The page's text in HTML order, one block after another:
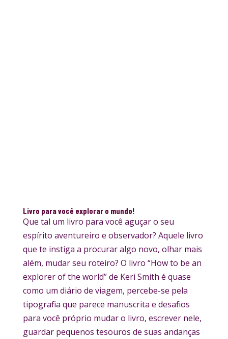
Livro para você explorar o mundo!
Que tal um livro para você aguçar o seu
espírito aventureiro e observador? Aquele livro
que te instiga a procurar algo novo, olhar mais
além, mudar seu roteiro? O livro “How to be an
explorer of the world” de Keri Smith é quase
como um diário de viagem, percebe-se pela
tipografia que parece manuscrita e desafios
para você próprio mudar o livro, escrever nele,
guardar pequenos tesouros de suas andanças